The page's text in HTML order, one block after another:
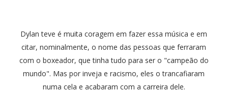
Dylan teve é muita coragem em fazer essa música e em
citar, nominalmente, o nome das pessoas que ferraram
com o boxeador, que tinha tudo para ser o "campeão do
mundo". Mas por inveja e racismo, eles o trancafiaram
numa cela e acabaram com a carreira dele.